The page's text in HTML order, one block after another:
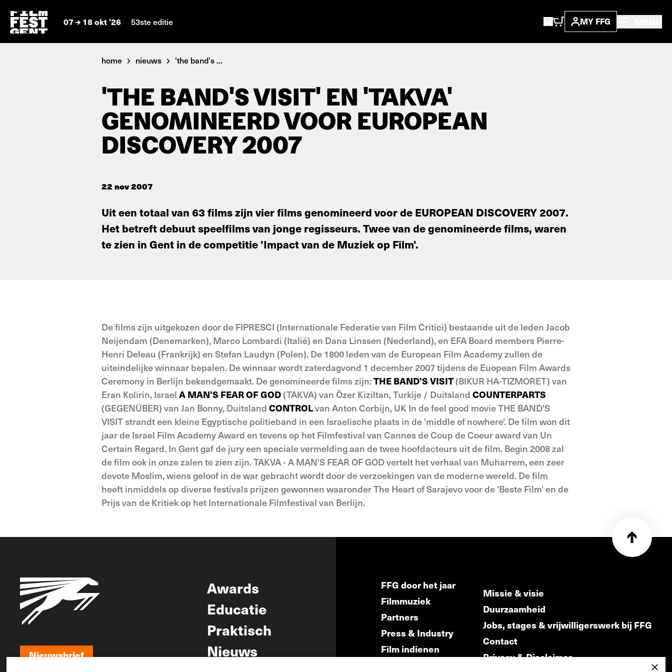
07 18 okt '26 53ste editie MY FFG
home nieuws 'the band's ...
'THE BAND'S VISIT' EN 'TAKVA'
GENOMINEERD VOOR EUROPEAN
DISCOVERY 2007
22 nov 2007
Uit een totaal van 63 films zijn vier films genomineerd voor de EUROPEAN DISCOVERY 2007.
Het betreft debuut speelfilms van jonge regisseurs. Twee van de genomineerde films, waren
te zien in Gent in de competitie 'Impact van de Muziek op Film'.
De films zijn uitgekozen door de FIPRESCI (Internationale Federatie van Film Critici) bestaande uit de leden Jacob
Neijendam (Denemarken), Marco Lombardi (Italië) en Dana Linssen (Nederland), en EFA Board members Pierre-
Henri Deleau (Frankrijk) en Stefan Laudyn (Polen). De 1800 leden van de European Film Academy zullen de
uiteindelijke winnaar bepalen. De winnaar wordt zaterdagvond 1 december 2007 tijdens de Euopean Film Awards
Ceremony in Berlijn bekendgemaakt. De genomineerde films zijn:THE BAND'S VISIT(BIKUR HA-TIZMORET) van
Eran Kolirin, Israel A MAN'S FEAR OF GOD (TAKVA) van Özer Kiziltan, Turkije / Duitsland COUNTERPARTS
(GEGENÜBER) van Jan Bonny, Duitsland CONTROLvan Anton Corbijn, UK In de feel good movie THE BAND'S
VISIT strandt een kleine Egyptische politieband in een Israelische plaats in de 'middle of nowhere'. De film won dit
jaar de Israel Film Academy Award en tevens op het Filmfestival van Cannes de Coup de Coeur award van Un
Certain Regard. In Gent gaf de jury een speciale vermelding aan de twee hoofdacteurs uit de film. Begin 2008 zal
de film ook in onze zalen te zien zijn. TAKVA - A MAN'S FEAR OF GOD vertelt het verhaal van Muharrem, een zeer
devote Moslim, wiens geloof in de war gebracht wordt door de verzoekingen van de moderne wereld. De film
heeft inmiddels op diverse festivals prijzen gewonnen waaronder The Heart of Sarajevo voor de 'Beste Film' en de
Prijs van de Kritiek op het Internationale Filmfestival van Berlijn.
Nieuwsbrief
Awards
Educatie
Praktisch
Nieuws
FFG door het jaar
Filmmuziek
Partners
Press & Industry
Film indienen
Missie & visie
Duurzaamheid
Jobs, stages & vrijwilligerswerk bij FFG
Contact
Privacy & Disclaimer
×